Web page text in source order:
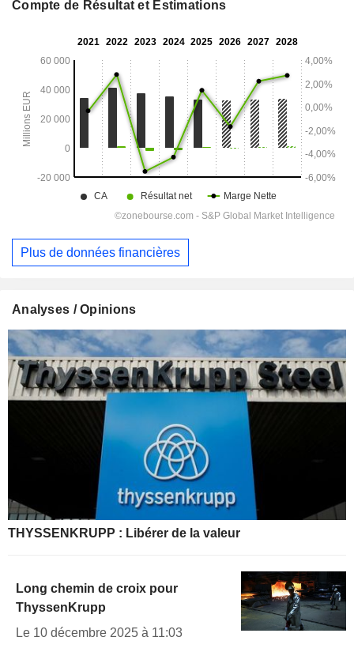
Compte de Résultat et Estimations
Plus de données financières
Analyses / Opinions
THYSSENKRUPP : Libérer de la valeur
Long chemin de croix pour
ThyssenKrupp
Le 10 décembre 2025 à 11:03